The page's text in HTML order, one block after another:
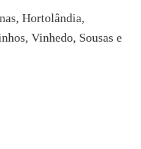
Hortolândia,
Vinhedo, Sousas e